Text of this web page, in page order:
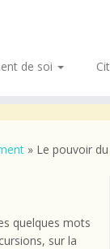
de soi
» Le pouvoir
quelques mots
sur la